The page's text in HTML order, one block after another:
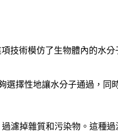
技術模仿了生物體內的水
擇性地讓水分子通過，
濾掉雜質和污染物。這種過